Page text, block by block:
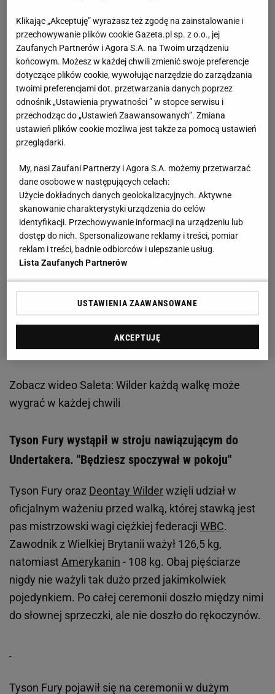
Zobacz wideoSaleta: Wilder każdą walkę może
wygrać w każdej chwili
Tyson Fury wystąpił w stroju nawiązującym do
Undertakera. "Będziesz spoczywał w pokoju"
Tyson Fury oraz Deontay Wilderwzięli udział w
oficjalnym ważeniu przed walką, której stawką jest
pas mistrzowski wagi ciężkiej federacji WBC.
Zawodnik z Wielkiej Brytanii ważył 126,5 kg,
natomiast Amerykanin - 108 kg. Obaj pięściarze
nigdy nie ważyli tak dużo przed jakimkolwiek
pojedynkiem. Po całej ceremonii doszło między nimi
do słownej sprzeczki, ale nie doszło do rękoczynów.
Tyson Fury pojawił się na ceremonii w dużym
Klikając „Akceptuję” wyrażasz też zgodę na zainstalowanie i
przechowywanie plików cookie Gazeta.pl sp. z o.o., jej
Zaufanych Partnerów i Agora S.A. na Twoim urządzeniu
końcowym. Możesz w każdej chwili zmienić swoje preferencje
dotyczące plików cookie, wywołując narzędzie do zarządzania
twoimi preferencjami dot. przetwarzania danych poprzez
odnośnik „Ustawienia prywatności ” w stopce serwisu i
przechodząc do „Ustawień Zaawansowanych”. Zmiana
ustawień plików cookie możliwa jest także za pomocą ustawień
przeglądarki.
My, nasi Zaufani Partnerzy i Agora S.A. możemy przetwarzać
dane osobowe w następujących celach:
Użycie dokładnych danych geolokalizacyjnych. Aktywne
skanowanie charakterystyki urządzenia do celów
identyfikacji. Przechowywanie informacji na urządzeniu lub
dostęp do nich. Spersonalizowane reklamy i treści, pomiar
reklam i treści, badnie odbiorców i ulepszanie usług.
Lista Zaufanych Partnerów
USTAWIENIA ZAAWANSOWANE
AKCEPTUJĘ